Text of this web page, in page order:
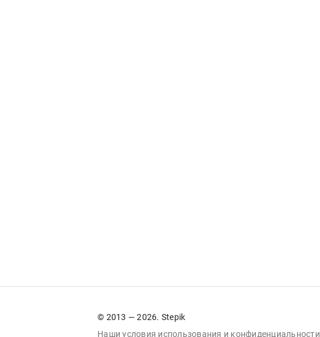
© 2013 — 2026. Stepik
Наши условия использования и конфиденциальности